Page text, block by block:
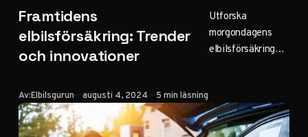
Framtidens
elbilsförsäkring: Trender
och innovationer
Utforska
morgondagens
elbilsförsäkringar.
cybersäkerhet –
så förbereder du
Av:Elbilsgurun Publicerad
augusti 4, 2024 5 min läsning